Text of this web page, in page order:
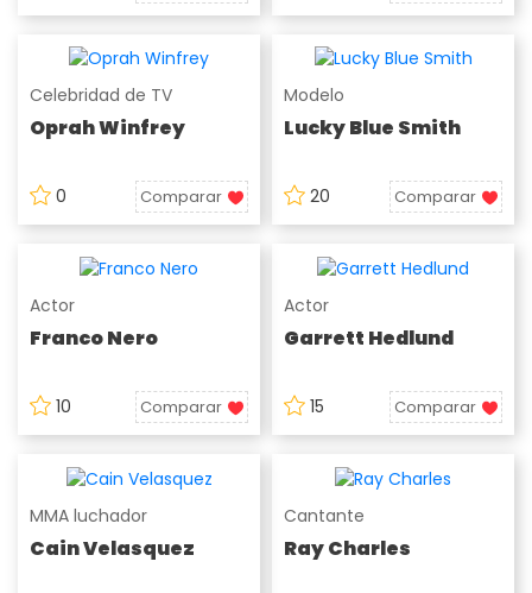
Celebridad de TV
Oprah Winfrey
0 Comparar
Modelo
Lucky Blue Smith
20 Comparar
Actor
Franco Nero
10 Comparar
Actor
Garrett Hedlund
15 Comparar
MMA luchador
Cain Velasquez
Cantante
Ray Charles